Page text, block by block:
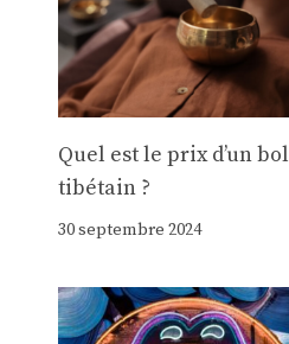
Quel est le prix d’un bol
tibétain ?
30 septembre 2024